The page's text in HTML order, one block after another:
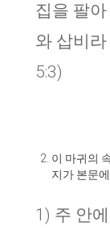
집을 팔
와 삽비
5:3)
이 마귀의
지가 본문
1) 주 안